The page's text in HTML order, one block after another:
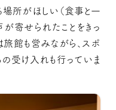
場所がほしい（食事と一
寄せられたことをきっ
旅館も営みながら、スポ
受け入れも行っていま